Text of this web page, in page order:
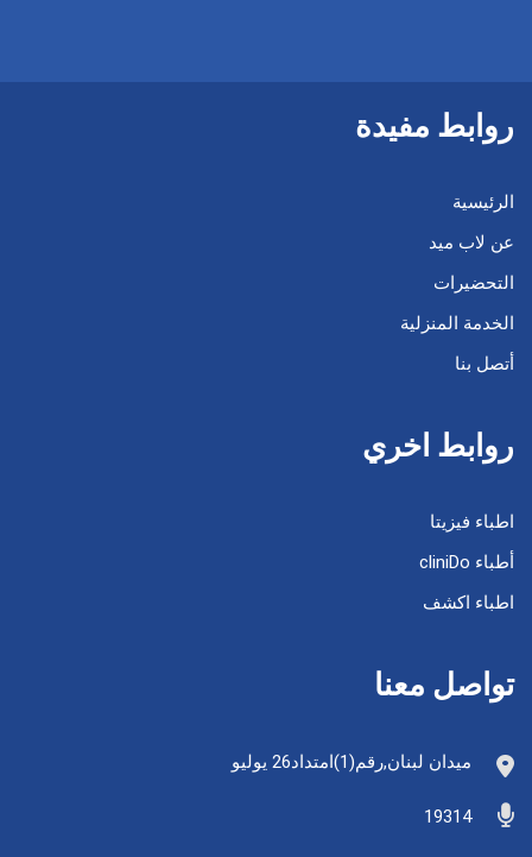
روابط مفيدة
الرئيسية
عن لاب ميد
التحضيرات
الخدمة المنزلية
أتصل بنا
روابط اخري
اطباء فيزيتا
أطباء cliniDo
اطباء اكشف
تواصل معنا
ميدان لبنان,رقم(1)امتداد26 يوليو
19314